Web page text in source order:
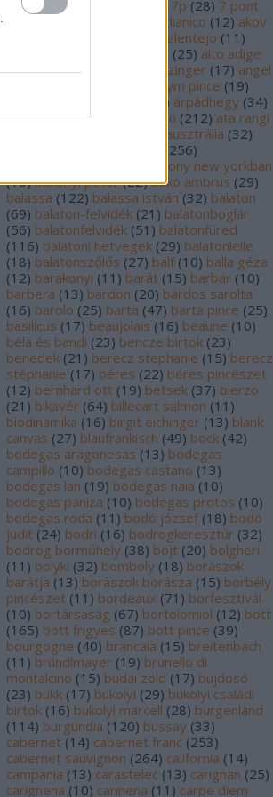
169 6p (26 7p (28) 7 pont
aglianico (12) akov
alentejo (11 )
(25) alto adige
(16) alves de sousa alzinger (17) angel
anonym pince (19)
) árpádhegy (34)
árvay (39) ascheri aszú (212) ata rangi
ausztrália (32)
256)
badacsony new yorkban
(10) bakonyi péter (22) bakó ambrus (29)
balassa (122) balassa istván (32) balaton
(69) balaton-felvidék (21 ) balatonboglár
(56) balatonfelvidék (51 ) balatonfüred
(116) balatoni hetvegek (29) balatonlelle
(18) balatonszőlős (27) balf (10) balla géza
(12) barakonyi (11 ) barát (15) barbár (10)
barbera (13) bardon (20) bárdos sarolta
(16) barolo (25) barta (47) barta pince (25)
basilicus (17) beaujolais (16) beaune (10)
béla és bandi (23) bencze birtok (23)
benedek (21 ) berecz stephanie (15) berecz
stéphanie (17) béres (22) béres pincészet
(12) bernhard ott (19) betsek (37) bierzo
(21 ) bikavér (64) billecart salmon (11 )
biodinamika (16) birgit eichinger (13) blank
canvas (27) blaufrankisch (49) bock (42)
bodegas aragonesas (13) bodegas
campillo (10) bodegas castano (13)
bodegas lan (19) bodegas naia (10)
bodegas paniza (10) bodegas protos (10)
bodegas roda (11 ) bodó józsef (18) bodó
judit (24) bodri (16) bodrogkeresztúr (32)
bodrog borműhely (38) böjt (20) bolgheri
(11 ) bolyki (32) bomboly (18) borászok
barátja (13) borászok borásza (15) borbély
pincészet (11 ) bordeaux (71 ) borfesztivál
(10) bortársaság (67) bortolomiol (12) bott
(165) bott frigyes (87) bott pince (39)
bourgogne (40) brancaia (15) breitenbach
(11 ) bründlmayer (19) brunello di
montalcino (15) budai zöld (17) bujdosó
(23) bükk (17) bukolyi (29) bukolyi családi
birtok (16) bukolyi marcell (28) burgenland
(114) burgundia (120) bussay (33)
cabernet (14) cabernet franc (253)
cabernet sauvignon (264) california (14)
campania (13) carastelec (13) carignan (25)
carignena (10) carinena (11 ) carpe diem